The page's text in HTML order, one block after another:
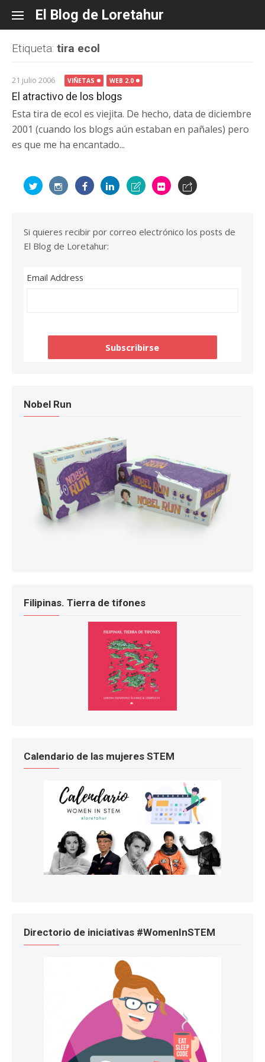
content
El Blog de Loretahur
Etiqueta: tira ecol
21 julio 2006 VIÑETAS WEB 2.0
El atractivo de los blogs
Esta tira de ecol es viejita. De hecho, data de diciembre
2001 (cuando los blogs aún estaban en pañales) pero
es que me ha encantado...
Si quieres recibir por correo electrónico los posts de
El Blog de Loretahur:
Email Address
Nobel Run
Filipinas. Tierra de tifones
Calendario de las mujeres STEM
Directorio de iniciativas #WomenInSTEM